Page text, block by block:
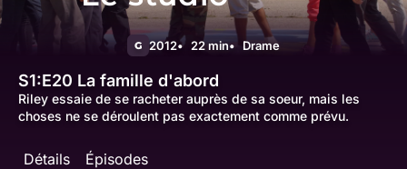
G 2012 22 min Drame
S1:E20 La famille d'abord
Riley essaie de se racheter auprès de sa soeur, mais les
choses ne se déroulent pas exactement comme prévu.
Détails Épisodes